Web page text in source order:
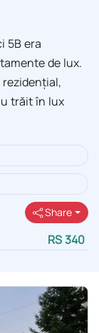
5B era
de lux.
trăit în lux
Share
RS 340